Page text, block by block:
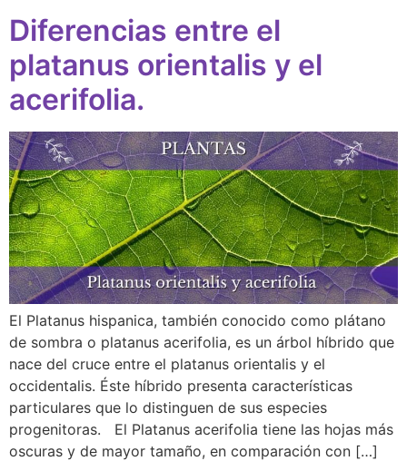
Diferencias entre el
platanus orientalis y el
acerifolia.
El Platanus hispanica, también conocido como plátano
de sombra o platanus acerifolia, es un árbol híbrido que
nace del cruce entre el platanus orientalis y el
occidentalis. Éste híbrido presenta características
particulares que lo distinguen de sus especies
progenitoras. El Platanus acerifolia tiene las hojas más
oscuras y de mayor tamaño, en comparación con […]